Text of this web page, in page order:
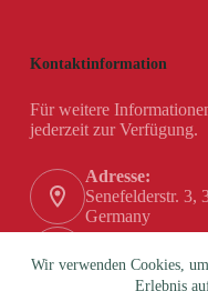
Wir verwenden Cookies,
Erlebnis
Kontaktinformation
Für weitere
jederzeit zur Verfügung.
Adresse:
Senefelderstr. 3,
Germany
+49 (0) 5251 /